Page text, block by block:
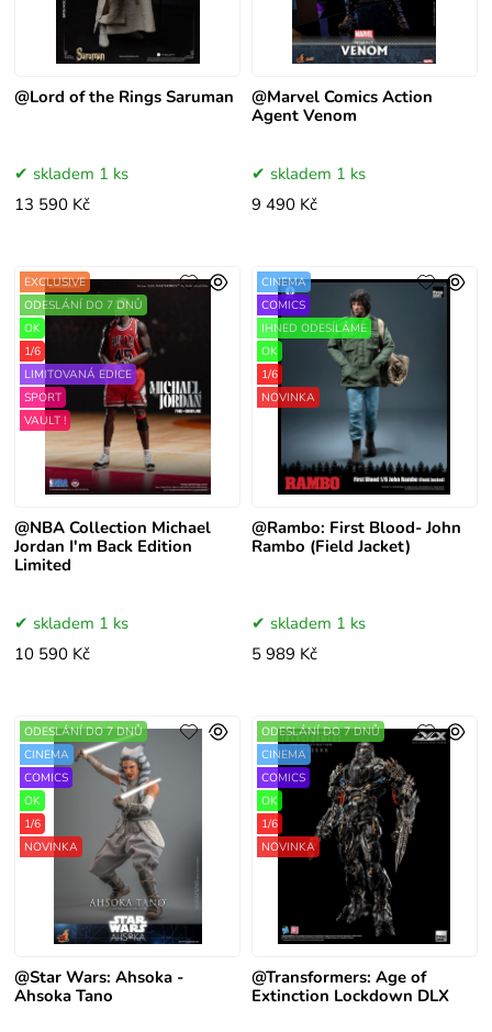
@Lord of the Rings Saruman
skladem 1 ks
13 590 Kč
@Marvel Comics Action
Agent Venom
skladem 1 ks
9 490 Kč
@NBA Collection Michael
Jordan I'm Back Edition
Limited
EXCLUSIVE
ODESLÁNÍ DO 7 DNŮ
OK
1/6
LIMITOVANÁ EDICE
SPORT
VAULT !
skladem 1 ks
10 590 Kč
@Rambo: First Blood- John
Rambo (Field Jacket)
CINEMA
COMICS
IHNED ODESÍLÁME
OK
1/6
NOVINKA
skladem 1 ks
5 989 Kč
@Star Wars: Ahsoka -
Ahsoka Tano
ODESLÁNÍ DO 7 DNŮ
CINEMA
COMICS
OK
1/6
NOVINKA
@Transformers: Age of
Extinction Lockdown DLX
ODESLÁNÍ DO 7 DNŮ
CINEMA
COMICS
OK
1/6
NOVINKA